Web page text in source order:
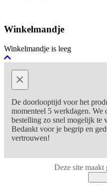
Winkelmandje
Winkelmandje is leeg
×
De doorlooptijd voor het
momenteel 5 werkdagen. We
bestelling zo snel mogelijk te
Bedankt voor je begrip en
vertrouwen!
Deze site